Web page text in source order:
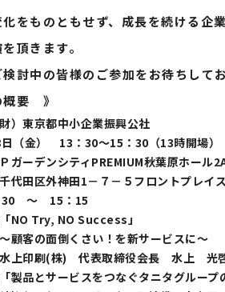
ものともせず、成長を続ける企
きます。
の皆様のご参加をお待ちしてお
要 》
財）東京都中小企業振興公社
（金） 13：30～15：30（13時開場）
ガーデンシティPREMIUM秋葉原ホール
代田区外神田1－７－５フロントプレイス
30 ～ 15：15
NO Try, NO Success」
客の面倒くさい！を新サービスに～
印刷(株) 代表取締役会長 水上 光
品とサービスをつなぐタニタグループ